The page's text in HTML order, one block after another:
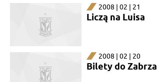
2008 | 02 | 21
Liczą na Luisa
2008 | 02 | 20
Bilety do Zabrza